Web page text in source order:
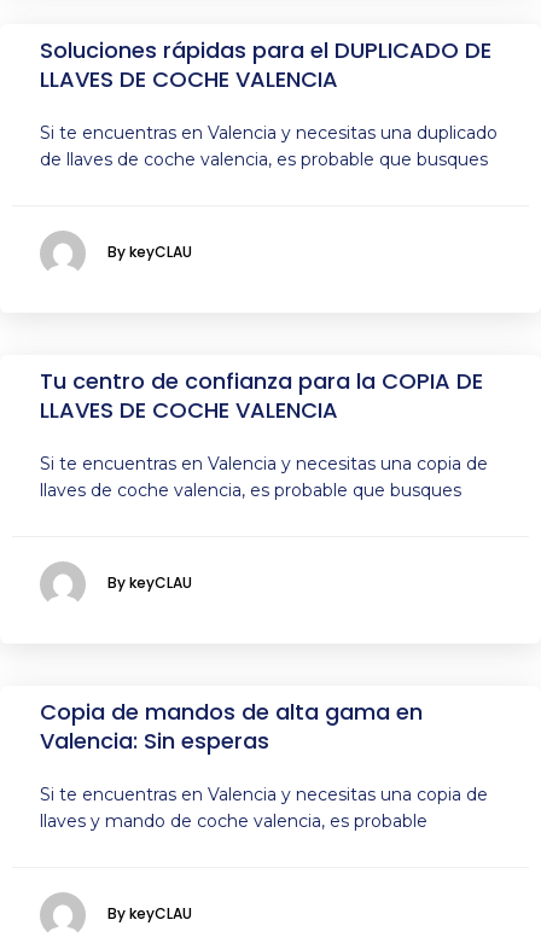
Soluciones rápidas para el DUPLICADO DE
LLAVES DE COCHE VALENCIA
Si te encuentras en Valencia y necesitas una duplicado
de llaves de coche valencia, es probable que busques
By keyCLAU
Tu centro de confianza para la COPIA DE
LLAVES DE COCHE VALENCIA
Si te encuentras en Valencia y necesitas una copia de
llaves de coche valencia, es probable que busques
By keyCLAU
Copia de mandos de alta gama en
Valencia: Sin esperas
Si te encuentras en Valencia y necesitas una copia de
llaves y mando de coche valencia, es probable
By keyCLAU